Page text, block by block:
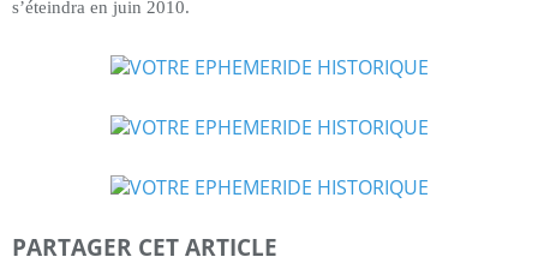
s’éteindra en juin 2010.
PARTAGER CET ARTICLE